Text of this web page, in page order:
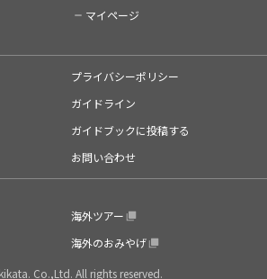
マイページ
プライバシーポリシー
ガイドライン
ガイドブックに投稿する
お問い合わせ
海外ツアー
海外のおみやげ
Co.,Ltd. All rights reserved.